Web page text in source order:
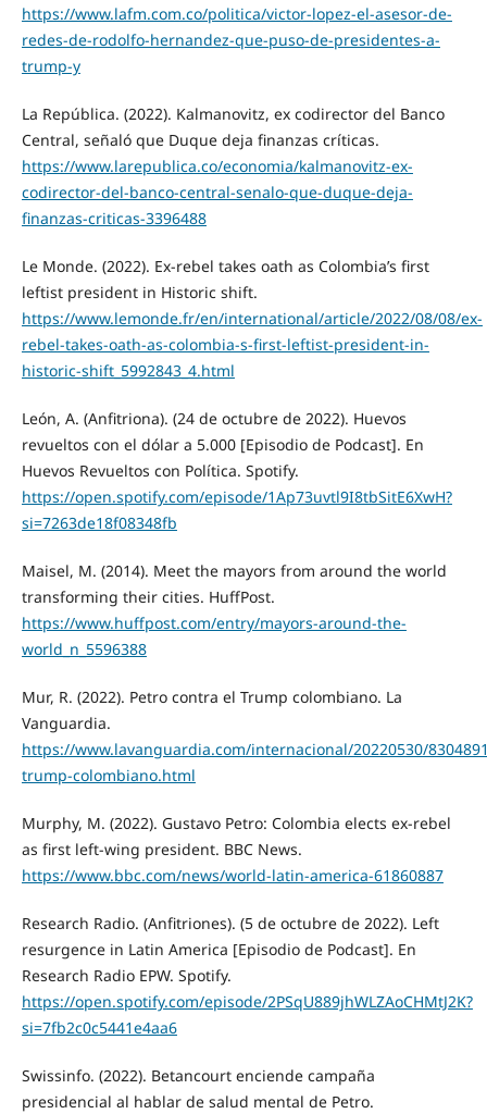
https://www.lafm.com.co/politica/victor-lopez-el-asesor-de-
redes-de-rodolfo-hernandez-que-puso-de-presidentes-a-
trump-y
La República. (2022). Kalmanovitz, ex codirector del Banco
Central, señaló que Duque deja finanzas críticas.
https://www.larepublica.co/economia/kalmanovitz-ex-
codirector-del-banco-central-senalo-que-duque-deja-
finanzas-criticas-3396488
Le Monde. (2022). Ex-rebel takes oath as Colombia’s first
leftist president in Historic shift.
https://www.lemonde.fr/en/international/article/2022/08/08/ex-
rebel-takes-oath-as-colombia-s-first-leftist-president-in-
historic-shift_5992843_4.html
León, A. (Anfitriona). (24 de octubre de 2022). Huevos
revueltos con el dólar a 5.000 [Episodio de Podcast]. En
Huevos Revueltos con Política. Spotify.
https://open.spotify.com/episode/1Ap73uvtl9I8tbSitE6XwH?
si=7263de18f08348fb
Maisel, M. (2014). Meet the mayors from around the world
transforming their cities. HuffPost.
https://www.huffpost.com/entry/mayors-around-the-
world_n_5596388
Mur, R. (2022). Petro contra el Trump colombiano. La
Vanguardia.
https://www.lavanguardia.com/internacional/20220530/
trump-colombiano.html
Murphy, M. (2022). Gustavo Petro: Colombia elects ex-rebel
as first left-wing president. BBC News.
https://www.bbc.com/news/world-latin-america-61860887
Research Radio. (Anfitriones). (5 de octubre de 2022). Left
resurgence in Latin America [Episodio de Podcast]. En
Research Radio EPW. Spotify.
https://open.spotify.com/episode/2PSqU889jhWLZAoCHMtJ2K?
si=7fb2c0c5441e4aa6
Swissinfo. (2022). Betancourt enciende campaña
presidencial al hablar de salud mental de Petro.